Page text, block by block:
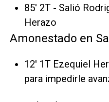
85' 2T - Salió
Herazo
Amonestado en
12' 1T Ezequiel
para impedirle